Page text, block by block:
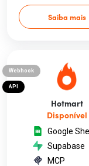
Saiba mais
Webhook
API
Hotmart
Disponível
Google
Supabase
MCP